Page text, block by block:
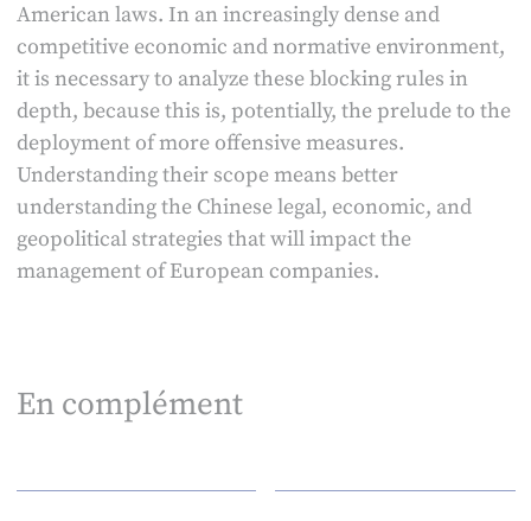
American laws. In an increasingly dense and
competitive economic and normative environment,
it is necessary to analyze these blocking rules in
depth, because this is, potentially, the prelude to the
deployment of more offensive measures.
Understanding their scope means better
understanding the Chinese legal, economic, and
geopolitical strategies that will impact the
management of European companies.
En complément